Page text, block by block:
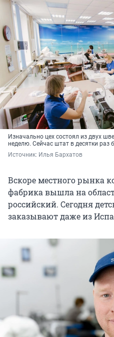
Изначально цех состоял из двух
неделю. Сейчас штат в десятки раз
Источник: Илья Бархатов
Вскоре местного рынка
фабрика вышла на
российский. Сегодня
заказывают даже из